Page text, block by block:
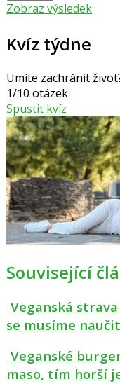
Zobraz výsledek
Kvíz týdne
Umíte zachránit
1/10 otázek
Spustit kvíz
Související
Veganská
se musíme naučit
Veganské
maso, tím horší